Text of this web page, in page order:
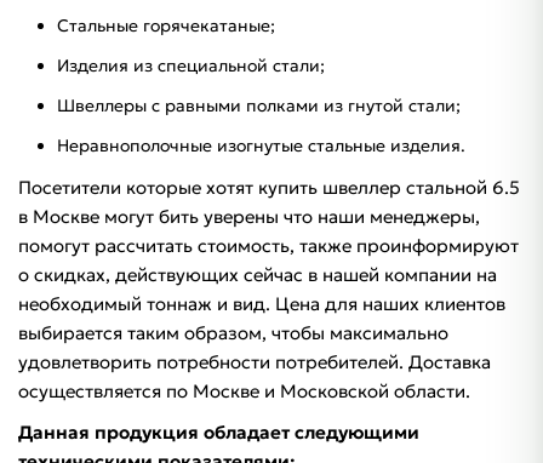
Стальные горячекатаные;
Изделия из специальной стали;
Швеллеры с равными полками из гнутой стали;
Неравнополочные изогнутые стальные изделия.
Посетители которые хотят купить швеллер стальной 6.5
в Москве могут бить уверены что наши менеджеры,
помогут рассчитать стоимость, также проинформируют
о скидках, действующих сейчас в нашей компании на
необходимый тоннаж и вид. Цена для наших клиентов
выбирается таким образом, чтобы максимально
удовлетворить потребности потребителей. Доставка
осуществляется по Москве и Московской области.
Данная продукция обладает следующими